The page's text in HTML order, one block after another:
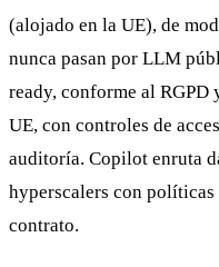
(alojado en la UE), de
nunca pasan por LLM
ready, conforme al
UE, con controles de
auditoría. Copilot enruta
hyperscalers con
contrato.